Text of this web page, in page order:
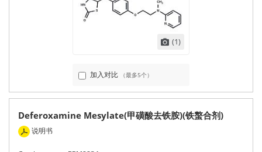
(1)
加入对比 （最多5个）
Deferoxamine Mesylate(甲磺酸去铁胺)(铁螯合剂)
说明书